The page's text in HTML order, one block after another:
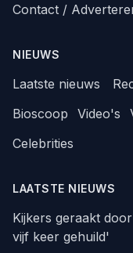
Contact /
NIEUWS
Laatste nieuws
Bioscoop
Video's
Celebrities
LAATSTE NIEUWS
Kijkers geraakt
vijf keer gehuild'